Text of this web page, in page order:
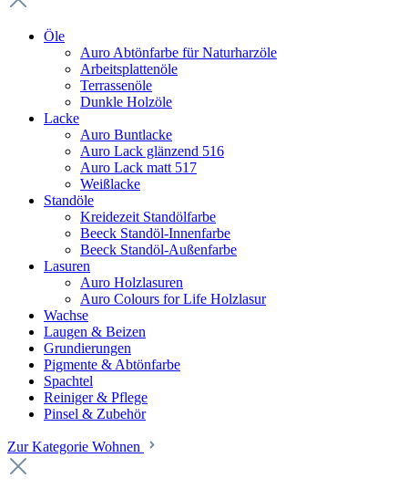
Öle
Auro Abtönfarbe für Naturharzöle
Arbeitsplattenöle
Terrassenöle
Dunkle Holzöle
Lacke
Auro Buntlacke
Auro Lack glänzend 516
Auro Lack matt 517
Weißlacke
Standöle
Kreidezeit Standölfarbe
Beeck Standöl-Innenfarbe
Beeck Standöl-Außenfarbe
Lasuren
Auro Holzlasuren
Auro Colours for Life Holzlasur
Wachse
Laugen & Beizen
Grundierungen
Pigmente & Abtönfarbe
Spachtel
Reiniger & Pflege
Pinsel & Zubehör
Zur Kategorie Wohnen